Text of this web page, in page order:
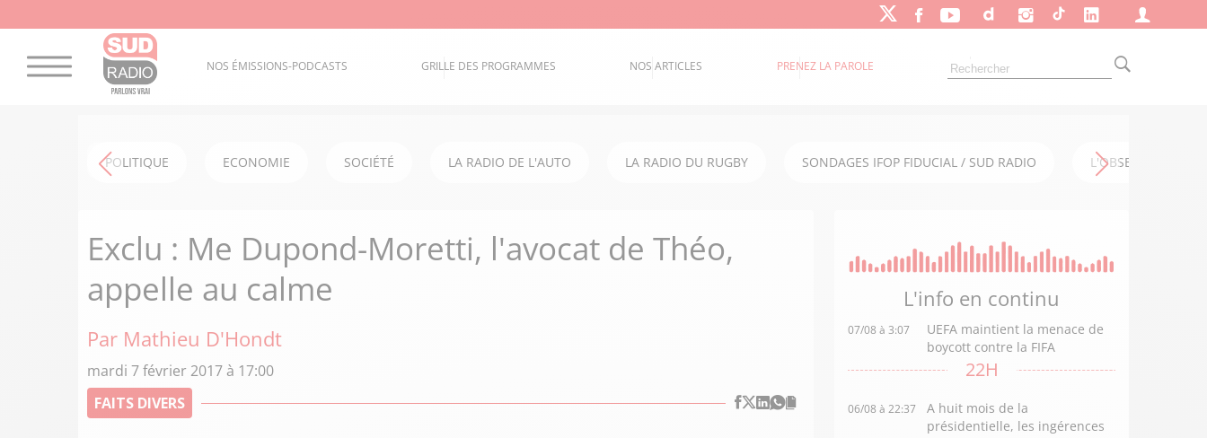
NOS ÉMISSIONS-PODCASTS GRILLE DES PROGRAMMES NOS ARTICLES PRENEZ LA PAROLE
POLITIQUE ECONOMIE SOCIÉTÉ LA RADIO DE L'AUTO LA RADIO DU RUGBY SONDAGES IFOP FIDUCIAL / SUD RADIO L'OBSERVATOIRE
Exclu : Me Dupond-Moretti, l'avocat de Théo,
appelle au calme
Par Mathieu D'Hondt
mardi 7 février 2017 à 17:00
FAITS DIVERS
L'info en continu
07/08 à 3:07
UEFA maintient la menace de
boycott contre la FIFA
22H
06/08 à 22:37
A huit mois de la
présidentielle, les ingérences